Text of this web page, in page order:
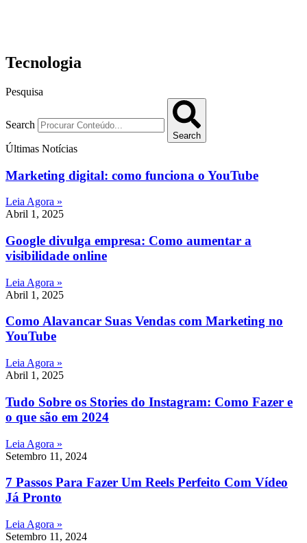
Tecnologia
Pesquisa
Search
Search
Últimas Notícias
Marketing digital: como funciona o YouTube
Leia Agora »
Abril 1, 2025
Google divulga empresa: Como aumentar a
visibilidade online
Leia Agora »
Abril 1, 2025
Como Alavancar Suas Vendas com Marketing no
YouTube
Leia Agora »
Abril 1, 2025
Tudo Sobre os Stories do Instagram: Como Fazer e
o que são em 2024
Leia Agora »
Setembro 11, 2024
7 Passos Para Fazer Um Reels Perfeito Com Vídeo
Já Pronto
Leia Agora »
Setembro 11, 2024